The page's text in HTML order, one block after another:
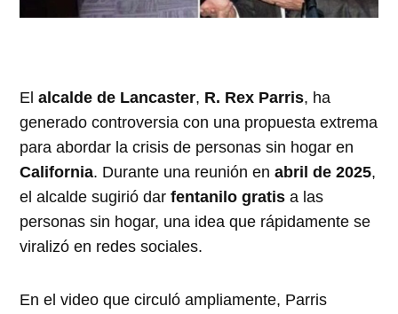
Elalcalde de Lancaster, R. Rex Parris, ha
generado controversia con una propuesta extrema
para abordar la crisis de personas sin hogar en
California. Durante una reunión enabril de 2025,
el alcalde sugirió darfentanilo gratis a las
personas sin hogar, una idea que rápidamente se
viralizó en redes sociales.
En el video que circuló ampliamente, Parris